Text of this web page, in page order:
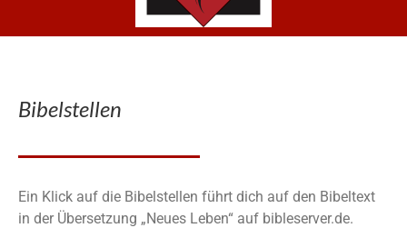
Bibelstellen
Ein Klick auf die Bibelstellen führt dich auf den Bibeltext
in der Übersetzung „Neues Leben“ auf bibleserver.de.